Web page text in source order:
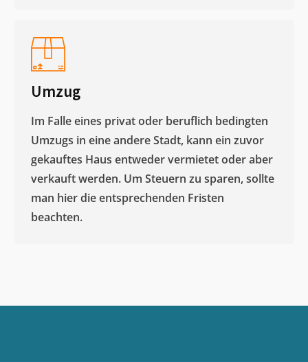
Umzug
Im Falle eines privat oder beruflich bedingten
Umzugs in eine andere Stadt, kann ein zuvor
gekauftes Haus entweder vermietet oder aber
verkauft werden. Um Steuern zu sparen, sollte
man hier die entsprechenden Fristen
beachten.